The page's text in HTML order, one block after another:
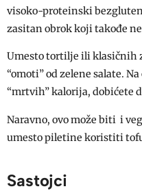
visoko-proteinski
zasitan obrok koji takođe
Umesto tortilje ili klasičnih
“omoti” od zelene salate.
“mrtvih” kalorija, dobićete
Naravno, ovo može biti i
umesto piletine koristiti
Sastojci